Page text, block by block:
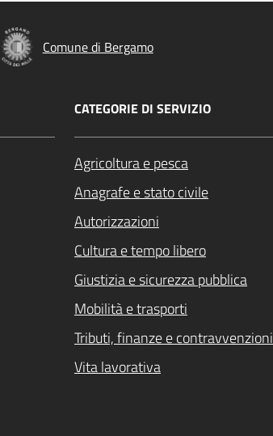
Comune di Bergamo
CATEGORIE DI SERVIZIO
Agricoltura e pesca
Anagrafe e stato civile
Autorizzazioni
Cultura e tempo libero
Giustizia e sicurezza pubblica
Mobilità e trasporti
Tributi, finanze e contravvenzioni
Vita lavorativa